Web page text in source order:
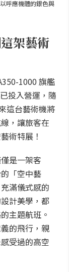
呼應機體的銀色與
架藝術
1000 旗艦
投入營運，隨
這台藝術機將
，讓旅客在
術特展！
是一架客
「空中藝
滿儀式感的
計美學，都
主題航班。
的飛行，親
受過的高空